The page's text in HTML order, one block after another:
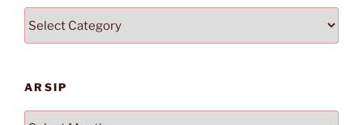
ARSIP
Arsip